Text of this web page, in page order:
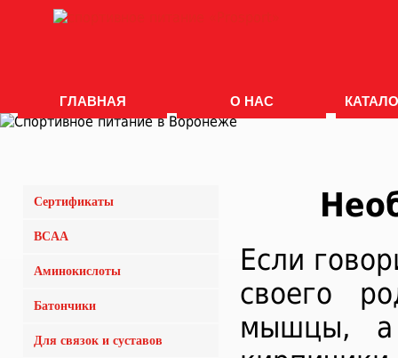
ГЛАВНАЯ О НАС
Если
своего
мышцы, а
Сертификаты
BCAA
Аминокислоты
Батончики
Для связок и суставов